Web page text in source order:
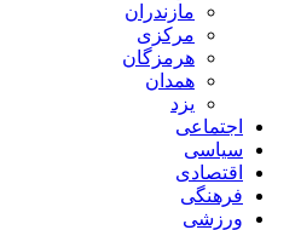
مازندران
مرکزی
هرمزگان
همدان
یزد
اجتماعی
سیاسی
اقتصادی
فرهنگی
ورزشی